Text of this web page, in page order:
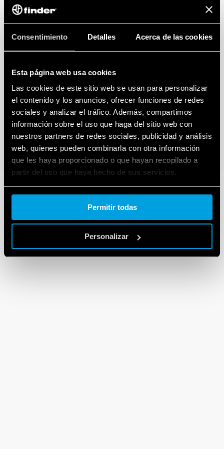
Consentimiento Detalles Acerca de las cookies
Esta página web usa cookies
Las cookies de este sitio web se usan para personalizar
el contenido y los anuncios, ofrecer funciones de redes
sociales y analizar el tráfico. Además, compartimos
información sobre el uso que haga del sitio web con
nuestros partners de redes sociales, publicidad y análisis
web, quienes pueden combinarla con otra información
que les haya proporcionado o que hayan recopilado a
partir del uso que haya hecho de sus servicios.
Cookie policy.
Permitir todas
Personalizar